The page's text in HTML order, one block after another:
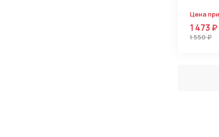
Цена
1 473 ₽
1 550 ₽